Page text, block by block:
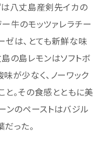
は八丈島産剣先イカの
牛のモッツァレラチー
ゼは、とても新鮮な味
の島レモンはソフトボ
が少なく、ノーワック
。その食感とともに美
ンのペーストはバジル
った。